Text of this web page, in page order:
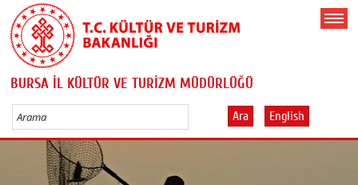
BURSA İL KÜLTÜR VE TURİZM MÜDÜRLÜĞÜ
Ara English